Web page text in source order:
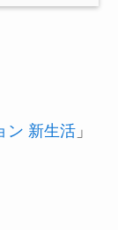
ン 新生活」